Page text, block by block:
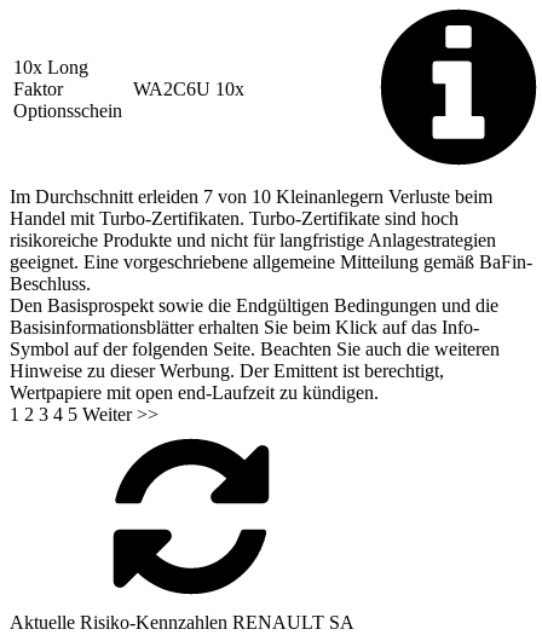
10x Long
Faktor
Optionsschein
WA2C6U 10x
Im Durchschnitt erleiden 7 von 10 Kleinanlegern Verluste beim
Handel mit Turbo-Zertifikaten. Turbo-Zertifikate sind hoch
risikoreiche Produkte und nicht für langfristige Anlagestrategien
geeignet. Eine vorgeschriebene allgemeine Mitteilung gemäß BaFin-
Beschluss.
Den Basisprospekt sowie die Endgültigen Bedingungen und die
Basisinformationsblätter erhalten Sie beim Klick auf das Info-
Symbol auf der folgenden Seite. Beachten Sie auch die weiteren
Hinweise zu dieser Werbung. Der Emittent ist berechtigt,
Wertpapiere mit open end-Laufzeit zu kündigen.
1 2 3 4 5 Weiter >>
Aktuelle Risiko-Kennzahlen RENAULT SA